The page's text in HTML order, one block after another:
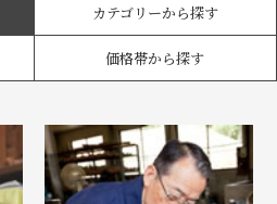
カテゴリーから探す
価格帯から探す